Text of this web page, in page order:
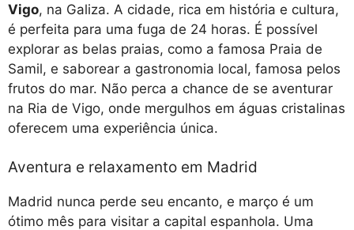
Vigo, na Galiza. A cidade, rica em história e cultura,
é perfeita para uma fuga de 24 horas. É possível
explorar as belas praias, como a famosa Praia de
Samil, e saborear a gastronomia local, famosa pelos
frutos do mar. Não perca a chance de se aventurar
na Ria de Vigo, onde mergulhos em águas cristalinas
oferecem uma experiência única.
Aventura e relaxamento em Madrid
Madrid nunca perde seu encanto, e março é um
ótimo mês para visitar a capital espanhola. Uma